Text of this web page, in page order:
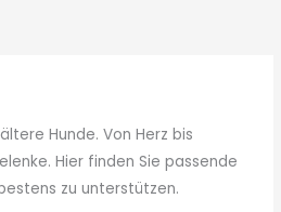
Hunde. Von Herz bis
Hier finden Sie passende
zu unterstützen.